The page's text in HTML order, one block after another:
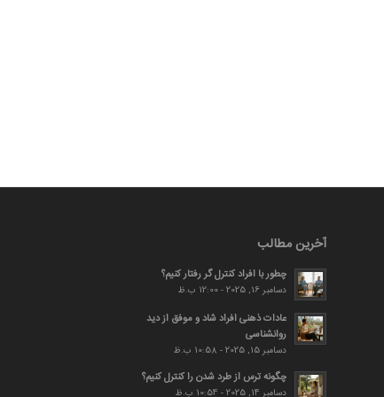
آخرین مطالب
چطور با افراد کنترل گر رفتار کنیم؟
دسامبر 16, 2025 - 12:00 ب.ظ
عادات ذهنی افراد شاد و موفق از دید
روانشناسی
دسامبر 15, 2025 - 10:58 ب.ظ
چگونه ترس از طرد شدن را کنترل کنیم؟
دسامبر 14, 2025 - 10:54 ب.ظ